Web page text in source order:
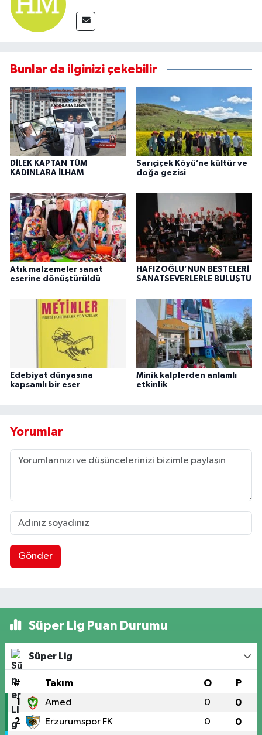
Bunlar da ilginizi çekebilir
DİLEK KAPTAN TÜM
KADINLARA İLHAM
Sarıçiçek Köyü’ne kültür ve
doğa gezisi
Atık malzemeler sanat
eserine dönüştürüldü
HAFIZOĞLU’NUN BESTELERİ
SANATSEVERLERLE BULUŞTU
Edebiyat dünyasına
kapsamlı bir eser
Minik kalplerden anlamlı
etkinlik
Yorumlar
Gönder
Süper Lig Puan Durumu
Süper Lig
# Takım O P
1 Amed 0 0
2 Erzurumspor FK 0 0